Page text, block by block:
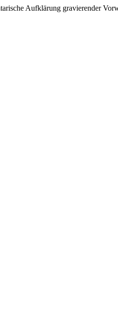
Aufklärung gravierender